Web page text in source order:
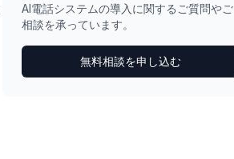
AI電話システムの導入に関するご質問やご
相談を承っています。
無料相談を申し込む